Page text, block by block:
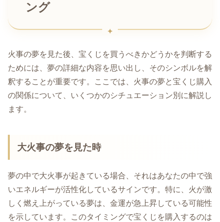
ング
火事の夢を見た後、宝くじを買うべきかどうかを判断する
ためには、夢の詳細な内容を思い出し、そのシンボルを解
釈することが重要です。ここでは、火事の夢と宝くじ購入
の関係について、いくつかのシチュエーション別に解説し
ます。
大火事の夢を見た時
夢の中で大火事が起きている場合、それはあなたの中で強
いエネルギーが活性化しているサインです。特に、火が激
しく燃え上がっている夢は、金運が急上昇している可能性
を示しています。このタイミングで宝くじを購入するのは